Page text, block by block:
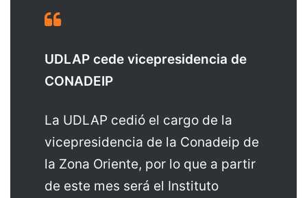
UDLAP cede vicepresidencia de
CONADEIP
La UDLAP cedió el cargo de la
vicepresidencia de la Conadeip de
la Zona Oriente, por lo que a partir
de este mes será el Instituto